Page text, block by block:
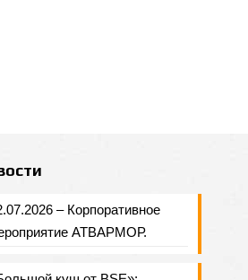
– Корпоративное
АТВАРМОР.